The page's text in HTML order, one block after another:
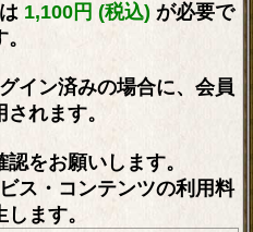
1,100円 (税込) が必要で
イン済みの場合に、会員
れます。
をお願いします。
ス・コンテンツの利用料
ます。